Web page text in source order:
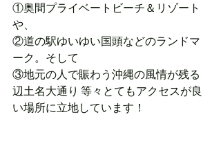
①奥間プライベートビーチ＆リゾート
や、
②道の駅ゆいゆい国頭などのランドマ
ーク。そして
③地元の人で賑わう沖縄の風情が残る
辺土名大通り 等々とてもアクセスが良
い場所に立地しています！